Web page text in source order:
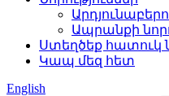
Ապրանքի
Ստեղծեք հատուկ
Կապ մեզ հետ
English